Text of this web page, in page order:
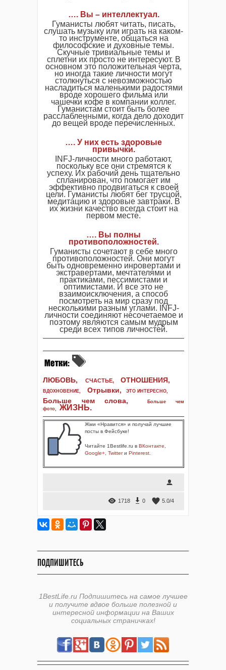
…. Вы – интеллектуал.
Гуманисты любят читать, писать,
слушать музыку или играть на каком-
то инструменте, общаться на
философские и духовные темы.
Скучные тривиальные темы и
сплетни их просто не интересуют. В
основном это положительная черта,
но иногда такие личности могут
столкнуться с невозможностью
насладиться маленькими радостями
вроде хорошего фильма или
чашечки кофе в компании коллег.
Гуманистам стоит быть более
расслабленными, когда дело доходит
до вещей вроде перечисленных.
…. У них есть здоровые
привычки.
INFJ-личности много работают,
поскольку все они стремятся к
успеху. Их рабочий день тщательно
спланирован, что помогает им
эффективно продвигаться к своей
цели. Гуманисты любят бег трусцой,
медитацию и здоровые завтраки. В
их жизни качество всегда стоит на
первом месте.
…. Вы полны
противоположностей.
Гуманисты сочетают в себе много
противоположностей. Они могут
быть одновременно инровертами и
экстравертами, мечтателями и
практиками, пессимистами и
оптимистами. И все это не
взаимоисключения, а способ
посмотреть на мир сразу под
несколькими разным углами. INFJ-
личности соединяют несочетаемое и
поэтому являются самым мудрым
среди всех типов личностей.
ЛЮБОВЬ, СЧАСТЬЕ, ОТНОШЕНИЯ,
ВДОХНОВЕНИЕ, Отрывки, ЭТО ИНТЕРЕСНО,
Больше чем слова,
Больше чем
фото, ЖИЗНЬ.
Жми «Нравится» и получай лучшие
посты в Фейсбуке!
Читайте 1Bestlife.ru в ВКонтакте
Google+ Twitterи Pinterest
1718 0 5.0/4
ПОДПИШИТЕСЬ
1BestLife.ru Подпишитесь на самое лучшее
и получите вдвое больше полезной и
интересной информации на Ваших
социальных страничках!